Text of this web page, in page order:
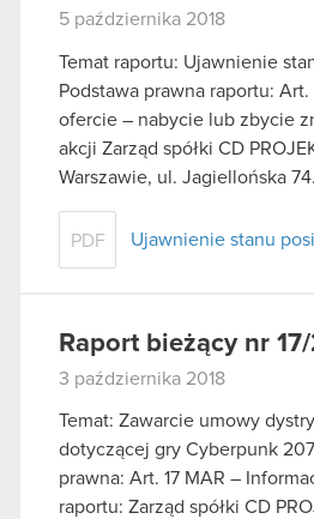
5 października 2018
Temat raportu: Ujawnienie
Podstawa prawna raportu:
ofercie – nabycie lub zbycie
akcji Zarząd spółki CD
Warszawie, ul. Jagiellońska
PDF Ujawnienie stanu
Raport bieżący nr
3 października 2018
Temat: Zawarcie umowy
dotyczącej gry Cyberpunk
prawna: Art. 17 MAR –
raportu: Zarząd spółki CD